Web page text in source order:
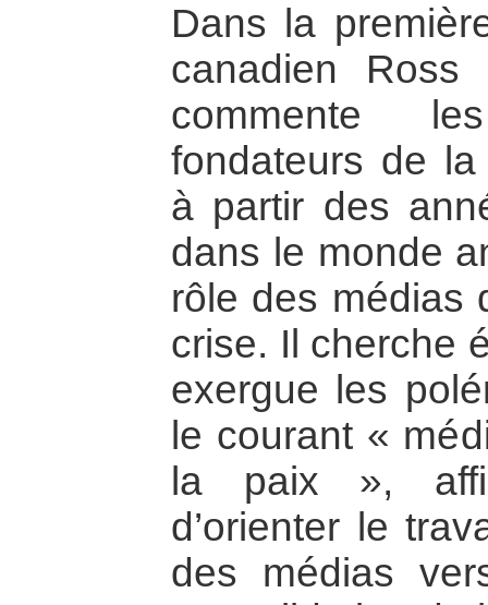
Dans la
canadien Ross
commente
fondateurs de
à partir des
dans le monde
rôle des médias
crise. Il cherche
exergue les
le courant «
la paix »,
d’orienter le
des médias